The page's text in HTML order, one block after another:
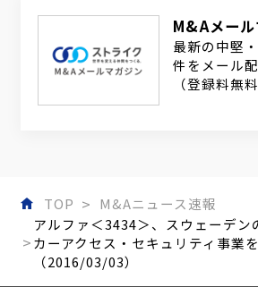
M&Aメー
最新の中堅
件をメール
（登録料無料
TOP
M&Aニュース速報
アルファ＜3434＞、スウェーデン
カーアクセス・セキュリティ事業
（2016/03/03）